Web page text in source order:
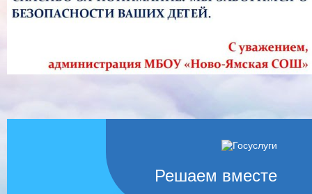
Решаем вместе